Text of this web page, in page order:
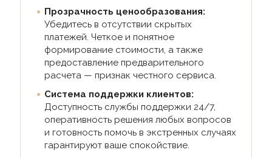
Прозрачность ценообразования:
Убедитесь в отсутствии скрытых
платежей. Четкое и понятное
формирование стоимости, а также
предоставление предварительного
расчета — признак честного сервиса.
Система поддержки клиентов:
Доступность службы поддержки 24/7,
оперативность решения любых вопросов
и готовность помочь в экстренных случаях
гарантируют ваше спокойствие.